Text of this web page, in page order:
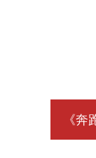
《